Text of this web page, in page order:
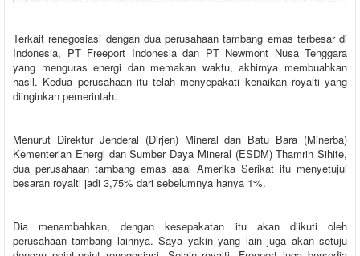
Terkait renegosiasi dengan dua perusahaan tambang emas terbesar di
Indonesia, PT Freeport Indonesia dan PT Newmont Nusa Tenggara
yang menguras energi dan memakan waktu, akhirnya membuahkan
hasil. Kedua perusahaan itu telah menyepakati kenaikan royalti yang
diinginkan pemerintah.
Menurut Direktur Jenderal (Dirjen) Mineral dan Batu Bara (Minerba)
Kementerian Energi dan Sumber Daya Mineral (ESDM) Thamrin Sihite,
dua perusahaan tambang emas asal Amerika Serikat itu menyetujui
besaran royalti jadi 3,75% dari sebelumnya hanya 1%.
Dia menambahkan, dengan kesepakatan itu akan diikuti oleh
perusahaan tambang lainnya. Saya yakin yang lain juga akan setuju